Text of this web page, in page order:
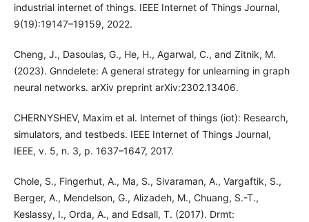
industrial internet of things. IEEE Internet of Things Journal,
9(19):19147–19159, 2022.
Cheng, J., Dasoulas, G., He, H., Agarwal, C., and Zitnik, M.
(2023). Gnndelete: A general strategy for unlearning in graph
neural networks. arXiv preprint arXiv:2302.13406.
CHERNYSHEV, Maxim et al. Internet of things (iot): Research,
simulators, and testbeds. IEEE Internet of Things Journal,
IEEE, v. 5, n. 3, p. 1637–1647, 2017.
Chole, S., Fingerhut, A., Ma, S., Sivaraman, A., Vargaftik, S.,
Berger, A., Mendelson, G., Alizadeh, M., Chuang, S.-T.,
Keslassy, I., Orda, A., and Edsall, T. (2017). Drmt: